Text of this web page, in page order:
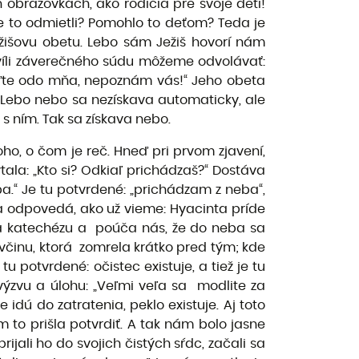
ako rodičia pre svoje deti!
odmietli? Pomohlo to deťom? Teda je
obetu. Lebo sám Ježiš hovorí nám
záverečného súdu môžeme odvolávať:
odo mňa, nepoznám vás!“ Jeho obeta
nebo sa nezískava automaticky, ale
ním. Tak sa získava nebo.
o čom je reč. Hneď pri prvom zjavení,
„Kto si? Odkiaľ prichádzaš?“ Dostáva
Je tu potvrdené: „prichádzam z neba“,
odpovedá, ako už vieme: Hyacinta príde
katechézu a poúča nás, že do neba sa
ktorá zomrela krátko pred tým; kde
potvrdené: očistec existuje, a tiež je tu
a úlohu: „Veľmi veľa sa modlite za
idú do zatratenia, peklo existuje. Aj toto
to prišla potvrdiť. A tak nám bolo jasne
ho do svojich čistých sŕdc, začali sa